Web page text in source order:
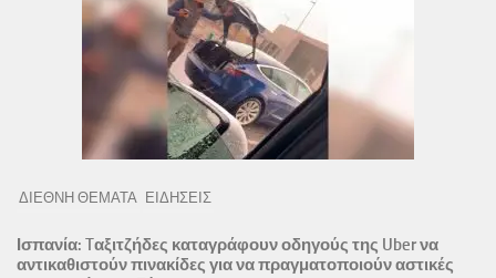
ΔΙΕΘΝΗ ΘΕΜΑΤΑ ΕΙΔΗΣΕΙΣ
Ισπανία: Tαξιτζήδες καταγράφουν οδηγούς της Uber να
αντικαθιστούν πινακίδες για να πραγματοποιούν αστικές